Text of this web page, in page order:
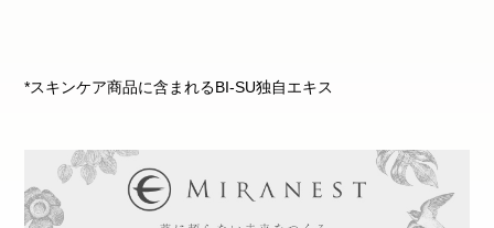
*スキンケア商品に含まれるBI-SU独自エキス